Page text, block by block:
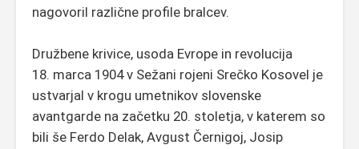
nagovoril različne profile bralcev.
Družbene krivice, usoda Evrope in revolucija
18. marca 1904 v Sežani rojeni Srečko Kosovel je
ustvarjal v krogu umetnikov slovenske
avantgarde na začetku 20. stoletja, v katerem so
bili še Ferdo Delak, Avgust Černigoj, Josip